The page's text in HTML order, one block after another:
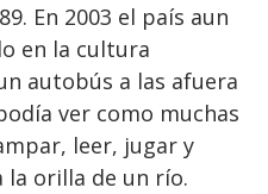
En 2003 el país aun
en la cultura
autobús a las afuera
ver como muchas
leer, jugar y
la orilla de un río.